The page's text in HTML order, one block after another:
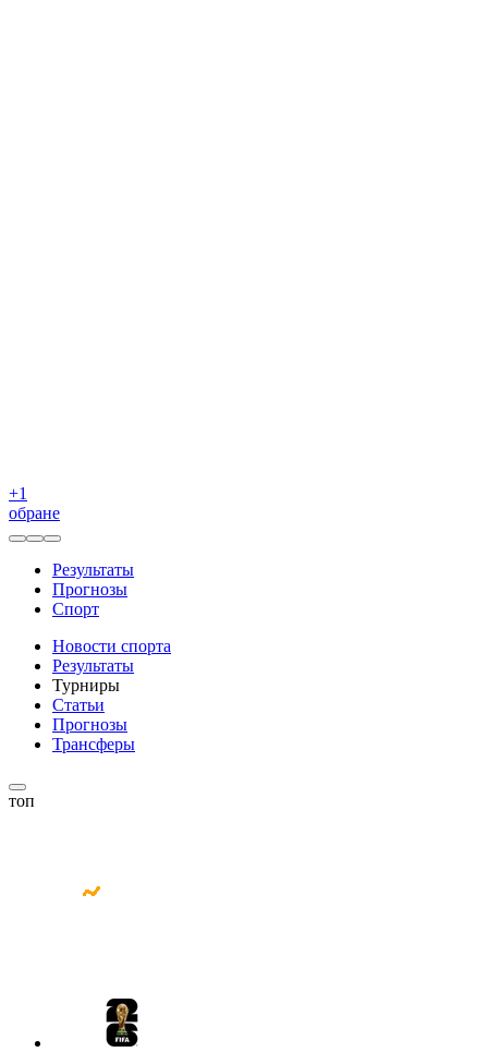
+1
обране
Результаты
Прогнозы
Спорт
Новости спорта
Результаты
Турниры
Статьи
Прогнозы
Трансферы
топ